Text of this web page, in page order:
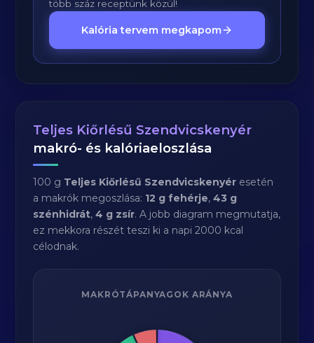
több száz receptünk közül!
Kalória tervem megkapom
Teljes Kiőrlésű Szendvicskenyér
makró- és kalóriaeloszlása
100 g Teljes Kiőrlésű Szendvicskenyér esetén
a makrók megoszlása: 12 g fehérje,43 g
szénhidrát,4 g zsír. A jobb diagram megmutatja,
ez mekkora részét teszi ki a napi 2000 kcal
célodnak.
MAKRÓTÁPANYAGOK ARÁNYA